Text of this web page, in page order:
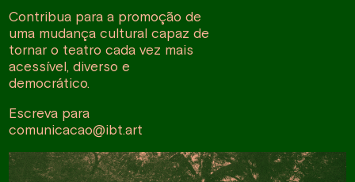
Contribua para a promoção de
uma mudança cultural capaz de
tornar o teatro cada vez mais
acessível, diverso e
democrático.
Escreva para
comunicacao@ibt.art